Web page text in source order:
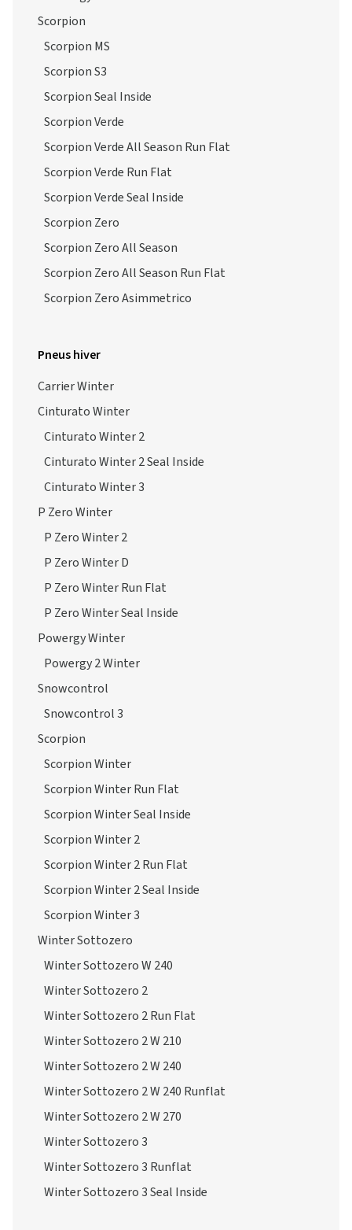
Scorpion
Scorpion MS
Scorpion S3
Scorpion Seal Inside
Scorpion Verde
Scorpion Verde All Season Run Flat
Scorpion Verde Run Flat
Scorpion Verde Seal Inside
Scorpion Zero
Scorpion Zero All Season
Scorpion Zero All Season Run Flat
Scorpion Zero Asimmetrico
Pneus hiver
Carrier Winter
Cinturato Winter
Cinturato Winter 2
Cinturato Winter 2 Seal Inside
Cinturato Winter 3
P Zero Winter
P Zero Winter 2
P Zero Winter D
P Zero Winter Run Flat
P Zero Winter Seal Inside
Powergy Winter
Powergy 2 Winter
Snowcontrol
Snowcontrol 3
Scorpion
Scorpion Winter
Scorpion Winter Run Flat
Scorpion Winter Seal Inside
Scorpion Winter 2
Scorpion Winter 2 Run Flat
Scorpion Winter 2 Seal Inside
Scorpion Winter 3
Winter Sottozero
Winter Sottozero W 240
Winter Sottozero 2
Winter Sottozero 2 Run Flat
Winter Sottozero 2 W 210
Winter Sottozero 2 W 240
Winter Sottozero 2 W 240 Runflat
Winter Sottozero 2 W 270
Winter Sottozero 3
Winter Sottozero 3 Runflat
Winter Sottozero 3 Seal Inside